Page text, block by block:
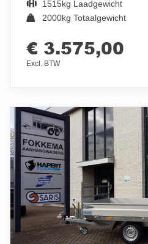
1515kg Laadgewicht
2000kg Totaalgewicht
€ 3.575,00
Excl. BTW